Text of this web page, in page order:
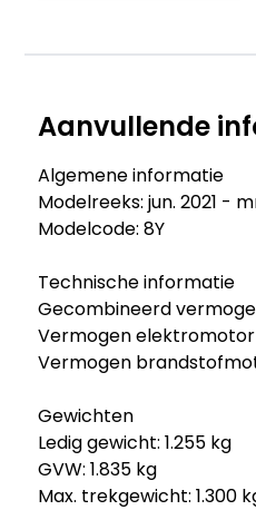
Aanvullende
Algemene informatie
Modelreeks: jun. 2021 -
Modelcode: 8Y
Technische informatie
Gecombineerd
Vermogen
Vermogen
Gewichten
Ledig gewicht: 1.255 kg
GVW: 1.835 kg
Max. trekgewicht: 1.300